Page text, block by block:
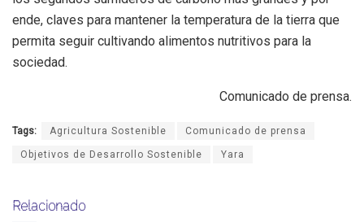
ende, claves para mantener la temperatura de la tierra que
permita seguir cultivando alimentos nutritivos para la
sociedad.
Comunicado de prensa.
Tags: Agricultura Sostenible Comunicado de prensa
Objetivos de Desarrollo Sostenible Yara
Relacionado